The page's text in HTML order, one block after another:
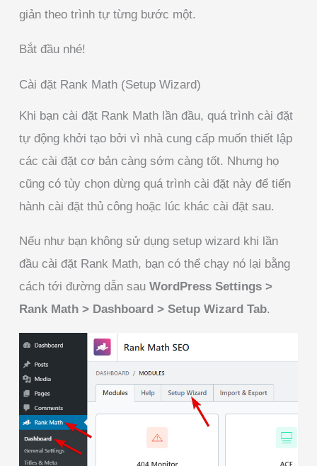
giản theo trình tự từng bước một.
Bắt đầu nhé!
Cài đặt Rank Math (Setup Wizard)
Khi bạn cài đặt Rank Math lần đầu, quá trình cài đặt
tự động khởi tạo bởi vì nhà cung cấp muốn thiết lập
các cài đặt cơ bản càng sớm càng tốt. Nhưng họ
cũng có tùy chọn dừng quá trình cài đặt này để tiến
hành cài đặt thủ công hoặc lúc khác cài đặt sau.
Nếu như bạn không sử dụng setup wizard khi lần
đầu cài đặt Rank Math, bạn có thể chạy nó lại bằng
cách tới đường dẫn sau WordPress Settings >
Rank Math > Dashboard > Setup Wizard Tab.